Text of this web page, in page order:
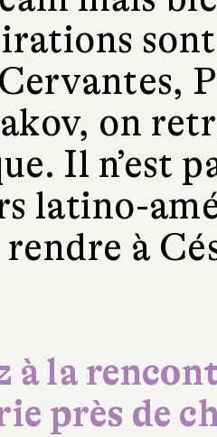
on
Il n’est
latino-
à
à la
près de